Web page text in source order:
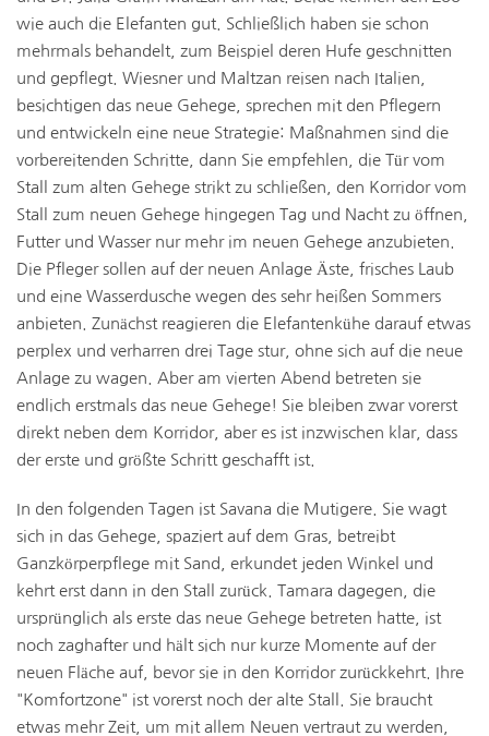
wie auch die Elefanten gut. Schließlich haben sie schon
mehrmals behandelt, zum Beispiel deren Hufe geschnitten
und gepflegt. Wiesner und Maltzan reisen nach Italien,
besichtigen das neue Gehege, sprechen mit den Pflegern
und entwickeln eine neue Strategie: Maßnahmen sind die
vorbereitenden Schritte, dann Sie empfehlen, die Tür vom
Stall zum alten Gehege strikt zu schließen, den Korridor vom
Stall zum neuen Gehege hingegen Tag und Nacht zu öffnen,
Futter und Wasser nur mehr im neuen Gehege anzubieten.
Die Pfleger sollen auf der neuen Anlage Äste, frisches Laub
und eine Wasserdusche wegen des sehr heißen Sommers
anbieten. Zunächst reagieren die Elefantenkühe darauf etwas
perplex und verharren drei Tage stur, ohne sich auf die neue
Anlage zu wagen. Aber am vierten Abend betreten sie
endlich erstmals das neue Gehege! Sie bleiben zwar vorerst
direkt neben dem Korridor, aber es ist inzwischen klar, dass
der erste und größte Schritt geschafft ist.
In den folgenden Tagen ist Savana die Mutigere. Sie wagt
sich in das Gehege, spaziert auf dem Gras, betreibt
Ganzkörperpflege mit Sand, erkundet jeden Winkel und
kehrt erst dann in den Stall zurück. Tamara dagegen, die
ursprünglich als erste das neue Gehege betreten hatte, ist
noch zaghafter und hält sich nur kurze Momente auf der
neuen Fläche auf, bevor sie in den Korridor zurückkehrt. Ihre
"Komfortzone" ist vorerst noch der alte Stall. Sie braucht
etwas mehr Zeit, um mit allem Neuen vertraut zu werden,